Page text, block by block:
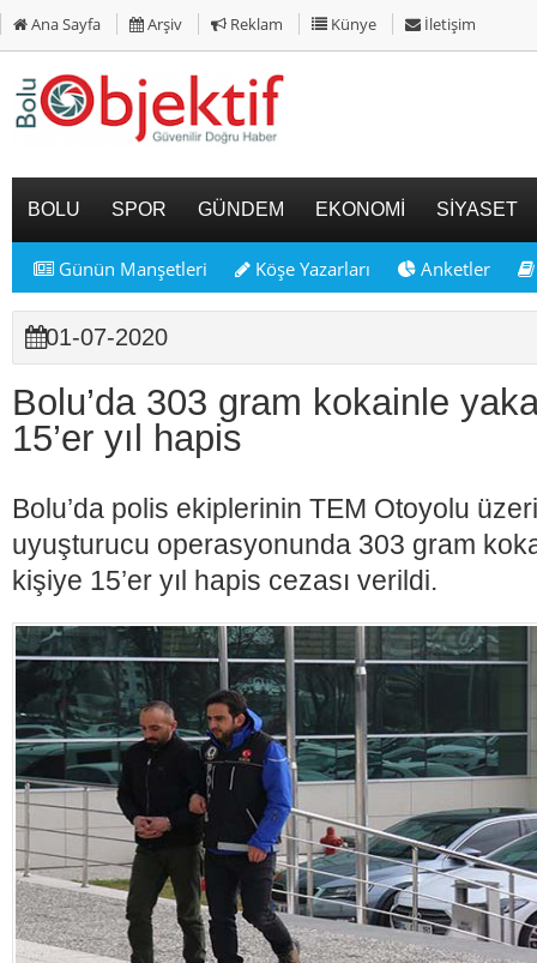
Ana Sayfa Arşiv Reklam Künye İletişim
BOLU SPOR GÜNDEM EKONOMİ SİYASET
Günün Manşetleri Köşe Yazarları Anketler
01-07-2020
Bolu’da 303 gram kokainle
15’er yıl hapis
Bolu’da polis ekiplerinin TEM Otoyolu
uyuşturucu operasyonunda 303 gram
kişiye 15’er yıl hapis cezası verildi.